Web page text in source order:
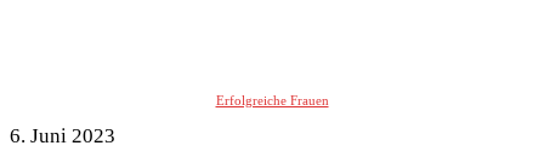
Erfolgreiche Frauen
6. Juni 2023